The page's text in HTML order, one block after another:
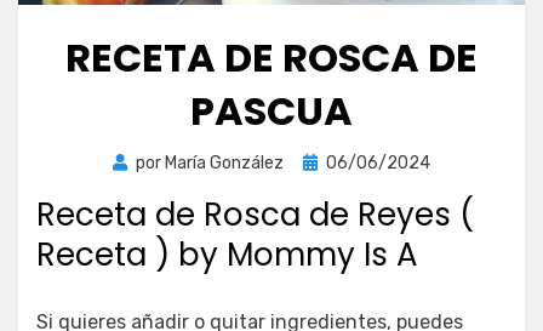
RECETA DE ROSCA DE
PASCUA
por María González
Publicada
06/06/2024
Receta de Rosca de Reyes (
Receta ) by Mommy Is A
Si quieres añadir o quitar ingredientes, puedes